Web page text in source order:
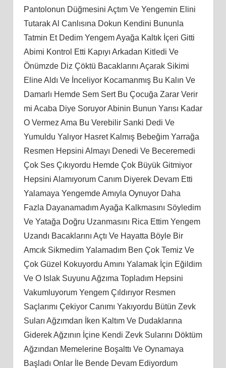
Pantolonun Düğmesini Açtım Ve Yengemin Elini
Tutarak Al Canlısına Dokun Kendini Bununla
Tatmin Et Dedim Yengem Ayağa Kaltık İçeri Gitti
Abimi Kontrol Etti Kapıyı Arkadan Kitledi Ve
Önümzde Diz Çöktü Bacaklarını Açarak Sikimi
Eline Aldı Ve İnceliyor Kocamanmış Bu Kalın Ve
Damarlı Hemde Sem Sert Bu Çocuğa Zarar Verir
mi Acaba Diye Soruyor Abinin Bunun Yarısı Kadar
O Vermez Ama Bu Verebilir Sanki Dedi Ve
Yumuldu Yalıyor Hasret Kalmış Bebeğim Yarrağa
Resmen Hepsini Almayı Denedi Ve Beceremedi
Çok Ses Çıkıyordu Hemde Çok Büyük Gitmiyor
Hepsini Alamıyorum Canım Diyerek Devam Etti
Yalamaya Yengemde Amıyla Oynuyor Daha
Fazla Dayanamadım Ayağa Kalkmasını Söyledim
Ve Yatağa Doğru Uzanmasını Rica Ettim Yengem
Uzandı Bacaklarını Açtı Ve Hayatta Böyle Bir
Amcık Sikmedim Yalamadım Ben Çok Temiz Ve
Çok Güzel Kokuyordu Amını Yalamak İçin Eğildim
Ve O Islak Suyunu Ağzıma Topladım Hepsini
Vakumluyorum Yengem Çıldırıyor Resmen
Saçlarımı Çekiyor Canımı Yakıyordu Bütün Zevk
Suları Ağzımdan İken Kaltım Ve Dudaklarına
Giderek Ağzının İçine Kendi Zevk Sularını Döktüm
Ağzından Memelerine Boşalttı Ve Oynamaya
Başladı Onlar İle Bende Devam Ediyordum